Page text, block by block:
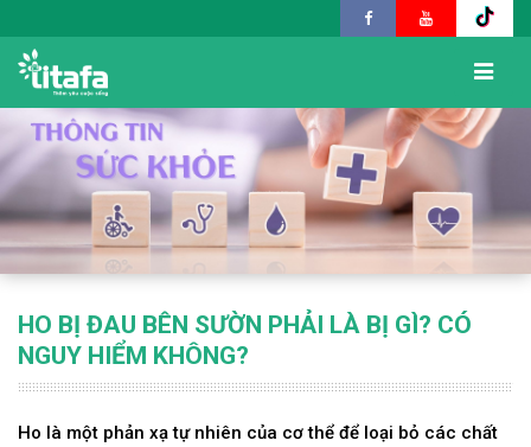
HO BỊ ĐAU BÊN SƯỜN PHẢI LÀ BỊ GÌ? CÓ
NGUY HIỂM KHÔNG?
Ho là một phản xạ tự nhiên của cơ thể để loại bỏ các chất